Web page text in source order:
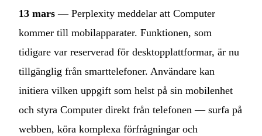
13 mars — Perplexity meddelar att Computer
kommer till mobilapparater. Funktionen, som
tidigare var reserverad för desktopplattformar, är nu
tillgänglig från smarttelefoner. Användare kan
initiera vilken uppgift som helst på sin mobilenhet
och styra Computer direkt från telefonen — surfa på
webben, köra komplexa förfrågningar och